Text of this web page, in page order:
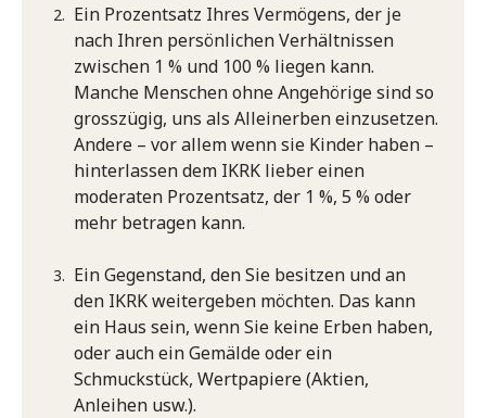
Ein Prozentsatz Ihres Vermögens, der je
nach Ihren persönlichen Verhältnissen
zwischen 1 % und 100 % liegen kann.
Manche Menschen ohne Angehörige sind so
grosszügig, uns als Alleinerben einzusetzen.
Andere – vor allem wenn sie Kinder haben –
hinterlassen dem IKRK lieber einen
moderaten Prozentsatz, der 1 %, 5 % oder
mehr betragen kann.
Ein Gegenstand, den Sie besitzen und an
den IKRK weitergeben möchten. Das kann
ein Haus sein, wenn Sie keine Erben haben,
oder auch ein Gemälde oder ein
Schmuckstück, Wertpapiere (Aktien,
Anleihen usw.).